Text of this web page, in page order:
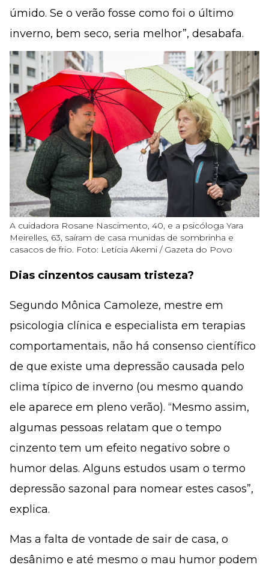
úmido. Se o verão fosse como foi o último
inverno, bem seco, seria melhor”, desabafa.
A cuidadora Rosane Nascimento, 40, e a psicóloga Yara
Meirelles, 63, saíram de casa munidas de sombrinha e
casacos de frio. Foto: Letícia Akemi / Gazeta do Povo
Dias cinzentos causam tristeza?
Segundo Mônica Camoleze, mestre em
psicologia clínica e especialista em terapias
comportamentais, não há consenso científico
de que existe uma depressão causada pelo
clima típico de inverno (ou mesmo quando
ele aparece em pleno verão). “Mesmo assim,
algumas pessoas relatam que o tempo
cinzento tem um efeito negativo sobre o
humor delas. Alguns estudos usam o termo
depressão sazonal para nomear estes casos”,
explica.
Mas a falta de vontade de sair de casa, o
desânimo e até mesmo o mau humor podem